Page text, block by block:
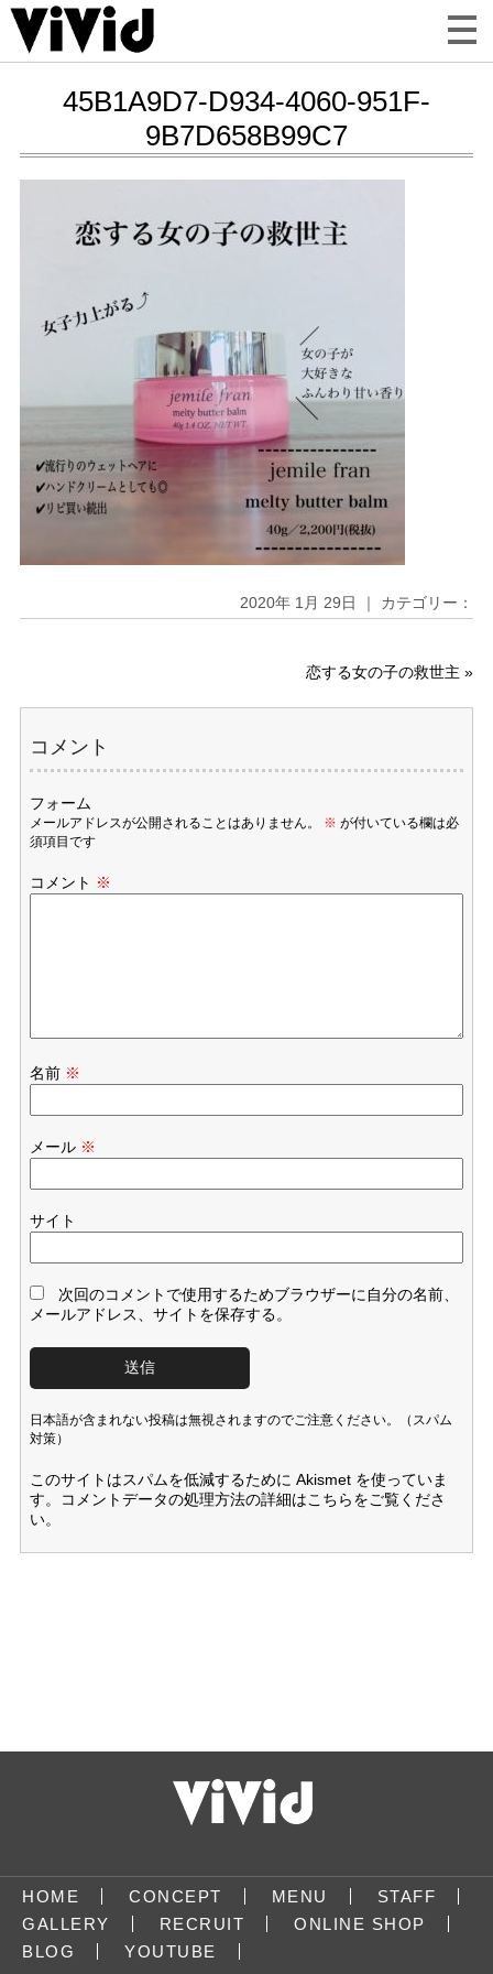
45B1A9D7-D934-4060-951F-
9B7D658B99C7
2020年 1月 29日 ｜ カテゴリー：
恋する女の子の救世主 »
コメント
フォーム
メールアドレスが公開されることはありません。 ※ が付いている欄は必
須項目です
コメント ※
名前 ※
メール ※
サイト
次回のコメントで使用するためブラウザーに自分の名前、
メールアドレス、サイトを保存する。
日本語が含まれない投稿は無視されますのでご注意ください。（スパム
対策）
このサイトはスパムを低減するために Akismet を使っていま
す。
コメントデータの処理方法の詳細はこちらをご覧くださ
い。
HOME CONCEPT MENU
STAFF
GALLERY
RECRUIT
ONLINE SHOP
BLOG
YOUTUBE